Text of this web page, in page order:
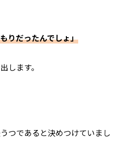
りだったんでしょ」
します。
つであると決めつけていまし